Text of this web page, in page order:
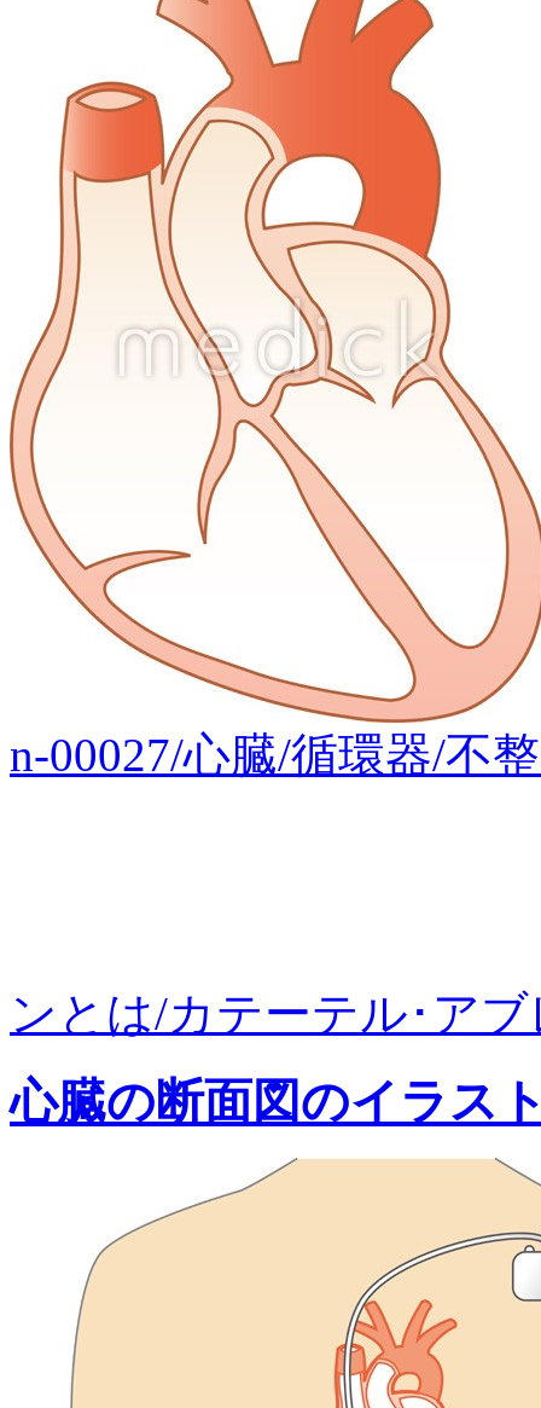
n-00027/心臓/循環器/不
ンとは/カテーテル･ア
心臓の断面図のイラス